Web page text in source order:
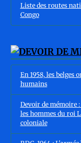
Liste des routes
Congo
En 1958, les belges
humains
Devoir de mémoire
les hommes du roi
coloniale